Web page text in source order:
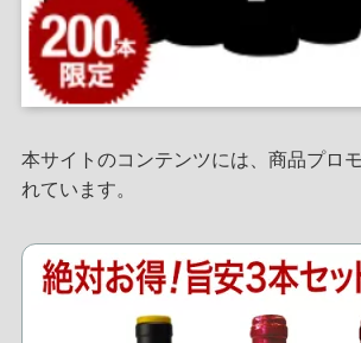
本サイトのコンテンツには、商品プロ
れています。